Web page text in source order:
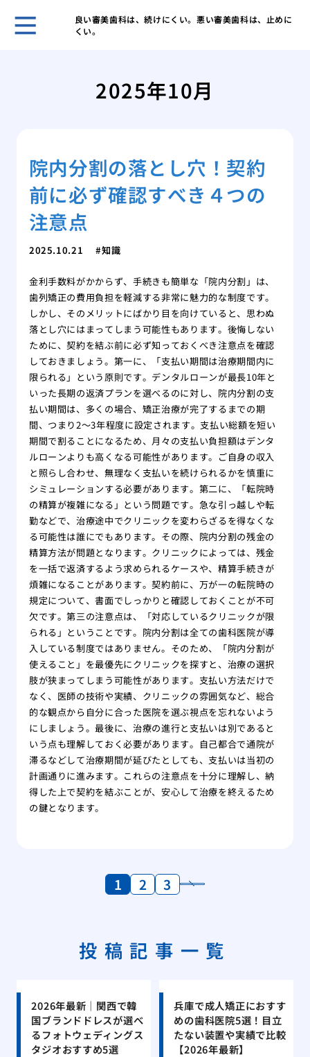
良い審美歯科は、続けにくい。悪い審美歯科は、止めに
くい。
2025年10月
院内分割の落とし穴！契約
前に必ず確認すべき４つの
注意点
2025.10.21 知識
金利手数料がかからず、手続きも簡単な「院内分割」は、
歯列矯正の費用負担を軽減する非常に魅力的な制度です。
しかし、そのメリットにばかり目を向けていると、思わぬ
落とし穴にはまってしまう可能性もあります。後悔しない
ために、契約を結ぶ前に必ず知っておくべき注意点を確認
しておきましょう。第一に、「支払い期間は治療期間内に
限られる」という原則です。デンタルローンが最長10年と
いった長期の返済プランを選べるのに対し、院内分割の支
払い期間は、多くの場合、矯正治療が完了するまでの期
間、つまり2〜3年程度に設定されます。支払い総額を短い
期間で割ることになるため、月々の支払い負担額はデンタ
ルローンよりも高くなる可能性があります。ご自身の収入
と照らし合わせ、無理なく支払いを続けられるかを慎重に
シミュレーションする必要があります。第二に、「転院時
の精算が複雑になる」という問題です。急な引っ越しや転
勤などで、治療途中でクリニックを変わらざるを得なくな
る可能性は誰にでもあります。その際、院内分割の残金の
精算方法が問題となります。クリニックによっては、残金
を一括で返済するよう求められるケースや、精算手続きが
煩雑になることがあります。契約前に、万が一の転院時の
規定について、書面でしっかりと確認しておくことが不可
欠です。第三の注意点は、「対応しているクリニックが限
られる」ということです。院内分割は全ての歯科医院が導
入している制度ではありません。そのため、「院内分割が
使えること」を最優先にクリニックを探すと、治療の選択
肢が狭まってしまう可能性があります。支払い方法だけで
なく、医師の技術や実績、クリニックの雰囲気など、総合
的な観点から自分に合った医院を選ぶ視点を忘れないよう
にしましょう。最後に、治療の進行と支払いは別であると
いう点も理解しておく必要があります。自己都合で通院が
滞るなどして治療期間が延びたとしても、支払いは当初の
計画通りに進みます。これらの注意点を十分に理解し、納
得した上で契約を結ぶことが、安心して治療を終えるため
の鍵となります。
1 2 3
投稿記事一覧
2026年最新｜関西で韓
国ブランドドレスが選べ
るフォトウェディングス
タジオおすすめ5選
兵庫で成人矯正におすす
めの歯科医院5選！目立
たない装置や実績で比較
【2026年最新】